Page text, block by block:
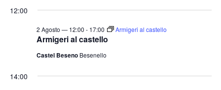
12:00
Armigeri al castello
2 Agosto — 12:00 - 17:00 Armigeri al castello
Castel Beseno Besenello
14:00